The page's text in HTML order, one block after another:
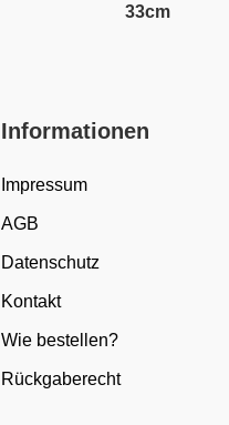
33cm
Informationen
Impressum
AGB
Datenschutz
Kontakt
Wie bestellen?
Rückgaberecht